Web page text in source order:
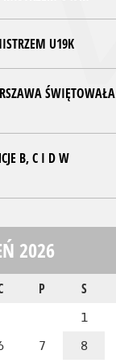
U19K
ŚWIĘTOWAŁA
B, C I D W
2026
P S
1
7 8